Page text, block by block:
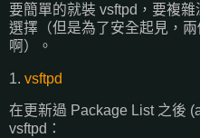
要簡單的就裝 vsftpd，要複
選擇（但是為了安全起見，
啊）。
1. vsftpd
在更新過 Package List 之後
vsftpd：